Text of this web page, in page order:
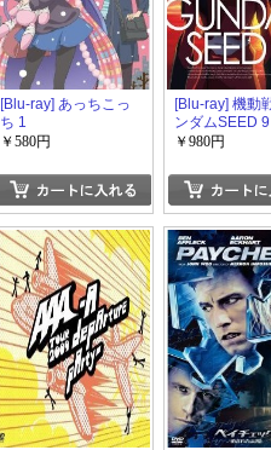
[Blu-ray] あっちこっ
ち 1
￥580円
[Blu-ray] 機動
ンダムSEED 9
￥980円